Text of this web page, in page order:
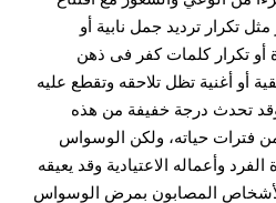
تكرار ترديد جمل نابية أو
أو تكرار كلمات كفر فى ذهن
أو أغنية تظل تلاحقه وتقطع عليه
تحدث درجة خفيفة من هذه
من فترات حياته، ولكن الوسواس
وأعماله الاعتيادية وقد يعيقه
المصابون بمرض الوسواس